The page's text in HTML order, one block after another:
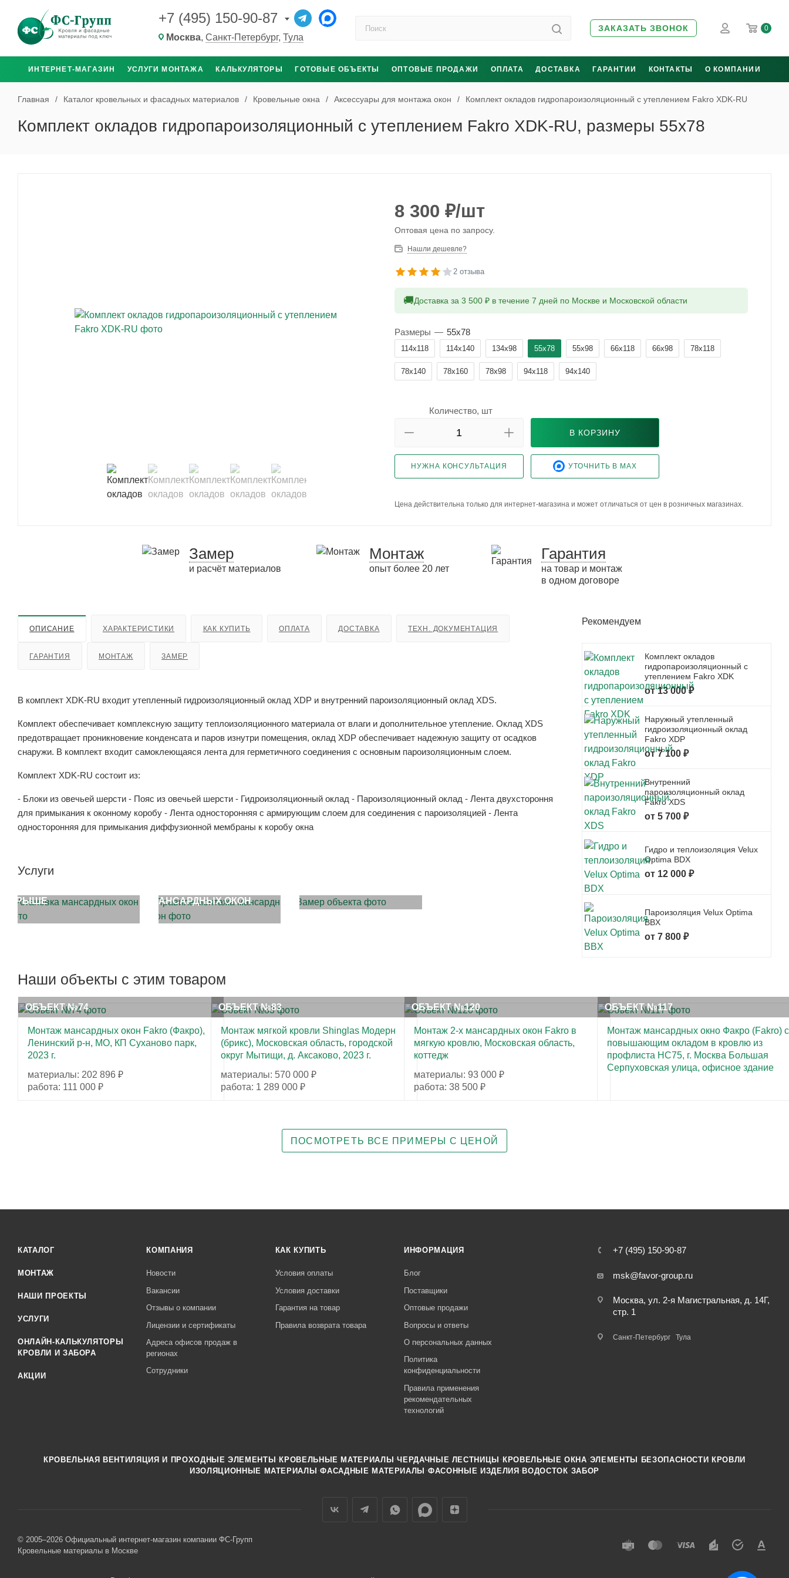
+7 (495) 150-90-87
Москва, Санкт-Петербург, Тула
ЗАКАЗАТЬ ЗВОНОК 0
ИНТЕРНЕТ-МАГАЗИН УСЛУГИ МОНТАЖА КАЛЬКУЛЯТОРЫ ГОТОВЫЕ ОБЪЕКТЫ ОПТОВЫЕ ПРОДАЖИ ОПЛАТА ДОСТАВКА ГАРАНТИИ КОНТАКТЫ О КОМПАНИИ
Главная / Каталог кровельных и фасадных материалов / Кровельные окна / Аксессуары для монтажа окон / Комплект окладов гидропароизоляционный c утеплением Fakro XDK-RU
Комплект окладов гидропароизоляционный c утеплением Fakro XDK-RU, размеры 55x78
8 300 ₽/шт
Оптовая цена по запросу.
Нашли дешевле?
2 отзыва
🚚Доставка за 3 500 ₽ в течение 7 дней по Москве и Московской области
Размеры — 55x78
114x118 114x140 134x98 55x78 55x98 66x118 66x98 78x118
78x140 78x160 78x98 94x118 94x140
Количество, шт
В КОРЗИНУ
НУЖНА КОНСУЛЬТАЦИЯ УТОЧНИТЬ В MAX
Цена действительна только для интернет-магазина и может отличаться от цен в розничных магазинах.
Замер
и расчёт материалов
Монтаж
опыт более 20 лет
Гарантия
на товар и монтаж
в одном договоре
ОПИСАНИЕ ХАРАКТЕРИСТИКИ КАК КУПИТЬ ОПЛАТА ДОСТАВКА ТЕХН. ДОКУМЕНТАЦИЯ
ГАРАНТИЯ МОНТАЖ ЗАМЕР
В комплект XDK-RU входит утепленный гидроизоляционный оклад XDP и внутренний пароизоляционный оклад XDS.
Комплект обеспечивает комплексную защиту теплоизоляционного материала от влаги и дополнительное утепление. Оклад XDS
предотвращает проникновение конденсата и паров изнутри помещения, оклад XDP обеспечивает надежную защиту от осадков
снаружи. В комплект входит самоклеющаяся лента для герметичного соединения с основным пароизоляционным слоем.
Комплект XDK-RU состоит из:
- Блоки из овечьей шерсти - Пояс из овечьей шерсти - Гидроизоляционный оклад - Пароизоляционный оклад - Лента двухстороння
для примыкания к оконному коробу - Лента односторонняя с армирующим слоем для соединения с пароизоляцией - Лента
односторонняя для примыкания диффузионной мембраны к коробу окна
Услуги
КРЫШЕ
МАНСАРДНЫХ ОКОН
Рекомендуем
Комплект окладов
гидропароизоляционный c
утеплением Fakro XDK
от 13 000 ₽
Наружный утепленный
гидроизоляционный оклад
Fakro XDP
от 7 100 ₽
Внутренний
пароизоляционный оклад
Fakro XDS
от 5 700 ₽
Гидро и теплоизоляция Velux
Optima BDX
от 12 000 ₽
Пароизоляция Velux Optima
BBX
от 7 800 ₽
Наши объекты с этим товаром
ОБЪЕКТ №74
Монтаж мансардных окон Fakro (Факро),
Ленинский р-н, МО, КП Суханово парк,
2023 г.
материалы: 202 896 ₽
работа: 111 000 ₽
ОБЪЕКТ №83
Монтаж мягкой кровли Shinglas Модерн
(брикс), Московская область, городской
округ Мытищи, д. Аксаково, 2023 г.
материалы: 570 000 ₽
работа: 1 289 000 ₽
ОБЪЕКТ №120
Монтаж 2-х мансардных окон Fakro в
мягкую кровлю, Московская область,
коттедж
материалы: 93 000 ₽
работа: 38 500 ₽
ОБЪЕКТ №117
Монтаж мансардных окно Факро (Fakro) c
повышающим окладом в кровлю из
профлиста НС75, г. Москва Большая
Серпуховская улица, офисное здание
ПОСМОТРЕТЬ ВСЕ ПРИМЕРЫ С ЦЕНОЙ
КАТАЛОГ
МОНТАЖ
НАШИ ПРОЕКТЫ
УСЛУГИ
ОНЛАЙН-КАЛЬКУЛЯТОРЫ
КРОВЛИ И ЗАБОРА
АКЦИИ
КОМПАНИЯ
Новости
Вакансии
Отзывы о компании
Лицензии и сертификаты
Адреса офисов продаж в
регионах
Сотрудники
КАК КУПИТЬ
Условия оплаты
Условия доставки
Гарантия на товар
Правила возврата товара
ИНФОРМАЦИЯ
Блог
Поставщики
Оптовые продажи
Вопросы и ответы
О персональных данных
Политика
конфиденциальности
Правила применения
рекомендательных
технологий
+7 (495) 150-90-87
msk@favor-group.ru
Москва, ул. 2-я Магистральная, д. 14Г,
стр. 1
Санкт-Петербург Тула
КРОВЕЛЬНАЯ ВЕНТИЛЯЦИЯ И ПРОХОДНЫЕ ЭЛЕМЕНТЫ ·КРОВЕЛЬНЫЕ МАТЕРИАЛЫ ·ЧЕРДАЧНЫЕ ЛЕСТНИЦЫ ·КРОВЕЛЬНЫЕ ОКНА ·ЭЛЕМЕНТЫ БЕЗОПАСНОСТИ КРОВЛИ
ИЗОЛЯЦИОННЫЕ МАТЕРИАЛЫ ·ФАСАДНЫЕ МАТЕРИАЛЫ ·ФАСОННЫЕ ИЗДЕЛИЯ·ВОДОСТОК ·ЗАБОР
© 2005–2026 Официальный интернет-магазин компании ФС-Групп
Кровельные материалы в Москве